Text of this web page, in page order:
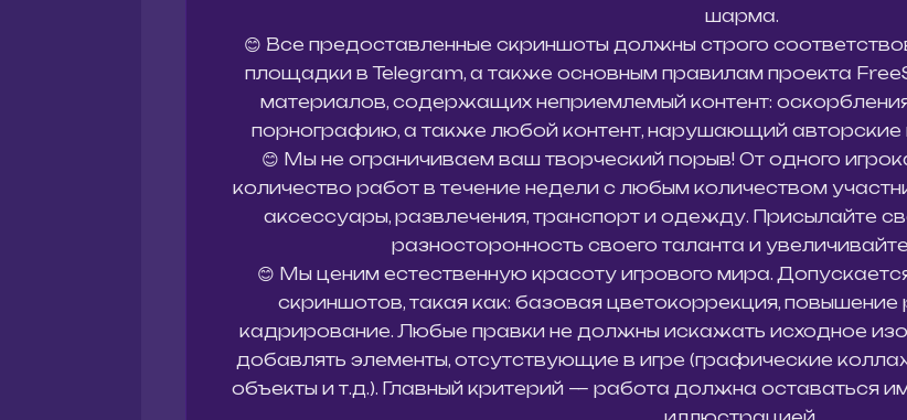
шарма.
😊 Все предоставленные скриншоты должны строго
площадки в Telegram, а также основным правилам проекта
материалов, содержащих неприемлемый контент:
порнографию, а также любой контент, нарушающий
😊 Мы не ограничиваем ваш творческий порыв! От одного
количество работ в течение недели с любым количеством
аксессуары, развлечения, транспорт и одежду. Присылайте
разносторонность своего таланта и
😊 Мы ценим естественную красоту игрового мира.
скриншотов, такая как: базовая цветокоррекция, повышение
кадрирование. Любые правки не должны искажать исходное
добавлять элементы, отсутствующие в игре (графические
объекты и т.д.). Главный критерий — работа должна оставаться